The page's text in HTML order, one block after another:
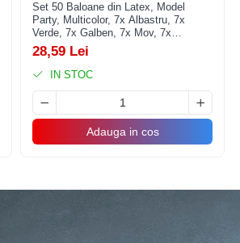
Set 50 Baloane din Latex, Model
Party, Multicolor, 7x Albastru, 7x
Verde, 7x Galben, 7x Mov, 7x
Portocaliu, 7x Roz, 8x Rosu, 23 cm,
1.4 g
28,59 Lei
IN STOC
Adauga in cos